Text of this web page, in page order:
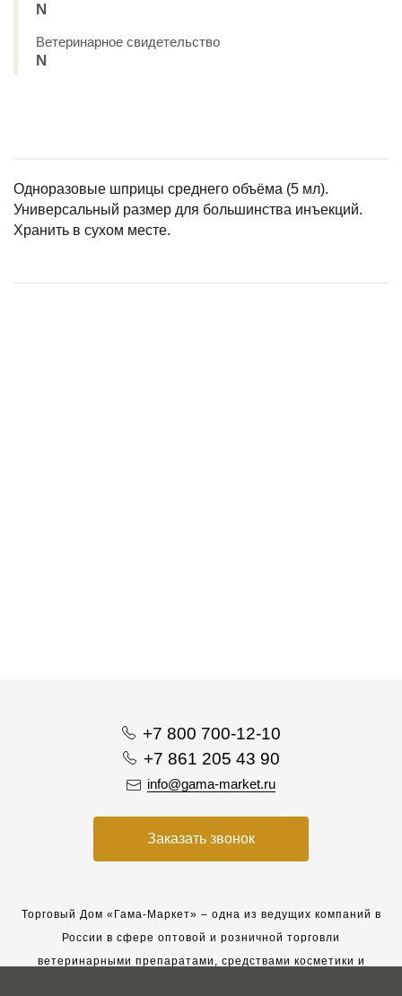
N
Ветеринарное свидетельство
N
Одноразовые шприцы среднего объёма (5 мл).
Универсальный размер для большинства инъекций.
Хранить в сухом месте.
+7 800 700-12-10
+7 861 205 43 90
info@gama-market.ru
Заказать звонок
Торговый Дом «Гама-Маркет» – одна из ведущих компаний в
России в сфере оптовой и розничной торговли
ветеринарными препаратами, средствами косметики и